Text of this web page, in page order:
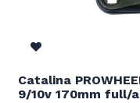
Catalina
9/10v 170mm full/